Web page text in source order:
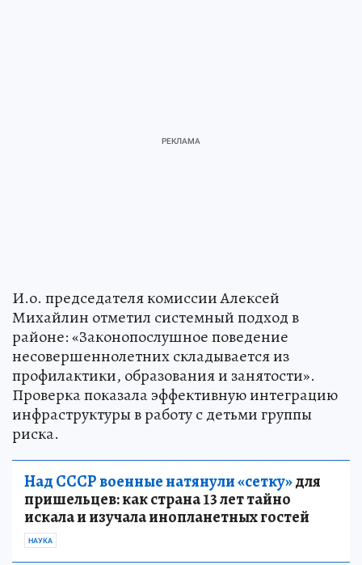
И.о. председателя комиссии Алексей
Михайлин отметил системный подход в
районе: «Законопослушное поведение
несовершеннолетних складывается из
профилактики, образования и занятости».
Проверка показала эффективную интеграцию
инфраструктуры в работу с детьми группы
риска.
Над СССР военные натянули «сетку»для
пришельцев: как страна 13 лет тайно
искала и изучала инопланетных гостей
НАУКА